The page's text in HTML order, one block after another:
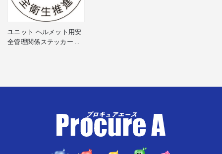
ユニット ヘルメット用安
全管理関係ステッカー 安